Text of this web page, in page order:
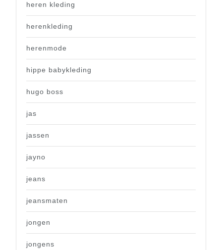
heren kleding
herenkleding
herenmode
hippe babykleding
hugo boss
jas
jassen
jayno
jeans
jeansmaten
jongen
jongens